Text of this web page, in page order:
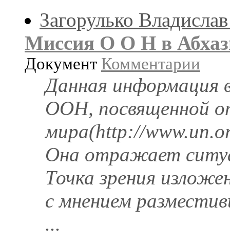
Загорулько
Миссия О О Н в
Документ Комментарии
Данная информация
ООН, посвященной
мира(http://
Она отражает
Точка зрения
с мнением
...